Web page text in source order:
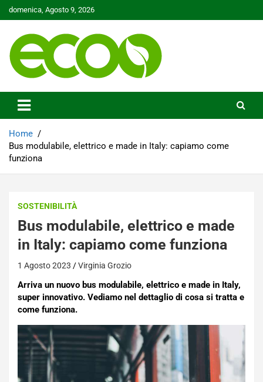
Skip
to
domenica, Agosto 9, 2026
Ecoo.it
Home
Bus modulabile, elettrico e made in Italy: capiamo come
funziona
SOSTENIBILITÀ
Bus modulabile, elettrico e made
in Italy: capiamo come funziona
1 Agosto 2023 Virginia Grozio
Arriva un nuovo bus modulabile, elettrico e made in Italy,
super innovativo. Vediamo nel dettaglio di cosa si tratta e
come funziona.